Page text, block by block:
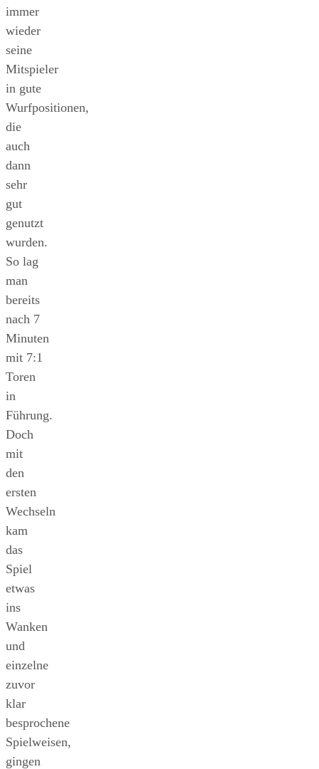
immer
wieder
seine
Mitspieler
in gute
Wurfpositionen,
die
auch
dann
sehr
gut
genutzt
wurden.
So lag
man
bereits
nach 7
Minuten
mit 7:1
Toren
in
Führung.
Doch
mit
den
ersten
Wechseln
kam
das
Spiel
etwas
ins
Wanken
und
einzelne
zuvor
klar
besprochene
Spielweisen,
gingen